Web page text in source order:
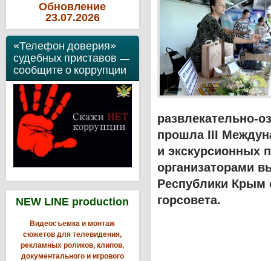
Обновление
23.07.2026
«Телефон доверия»
судебных приставов —
сообщите о коррупции
NEW LINE production
Видеосъемка и монтаж
сюжетов для телевидения,
рекламных роликов, клипов,
документального и игрового
развлекательно-
прошла III
и экскурсионных
организаторами
Республики Крым
горсовета.